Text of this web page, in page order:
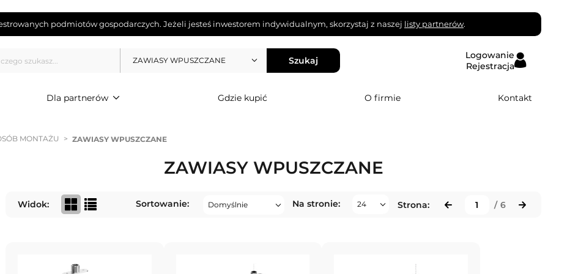
podmiotów gospodarczych. Jeżeli jesteś inwestorem indywidualnym, skorzystaj z naszej listy partnerów.
ZAWIASY WPUSZCZANE Szukaj
Logowanie
Rejestracja
Dla partnerów Gdzie kupić O firmie Kontakt
MONTAŻU > ZAWIASY WPUSZCZANE
ZAWIASY WPUSZCZANE
Widok: Sortowanie: Na stronie: Strona: / 6